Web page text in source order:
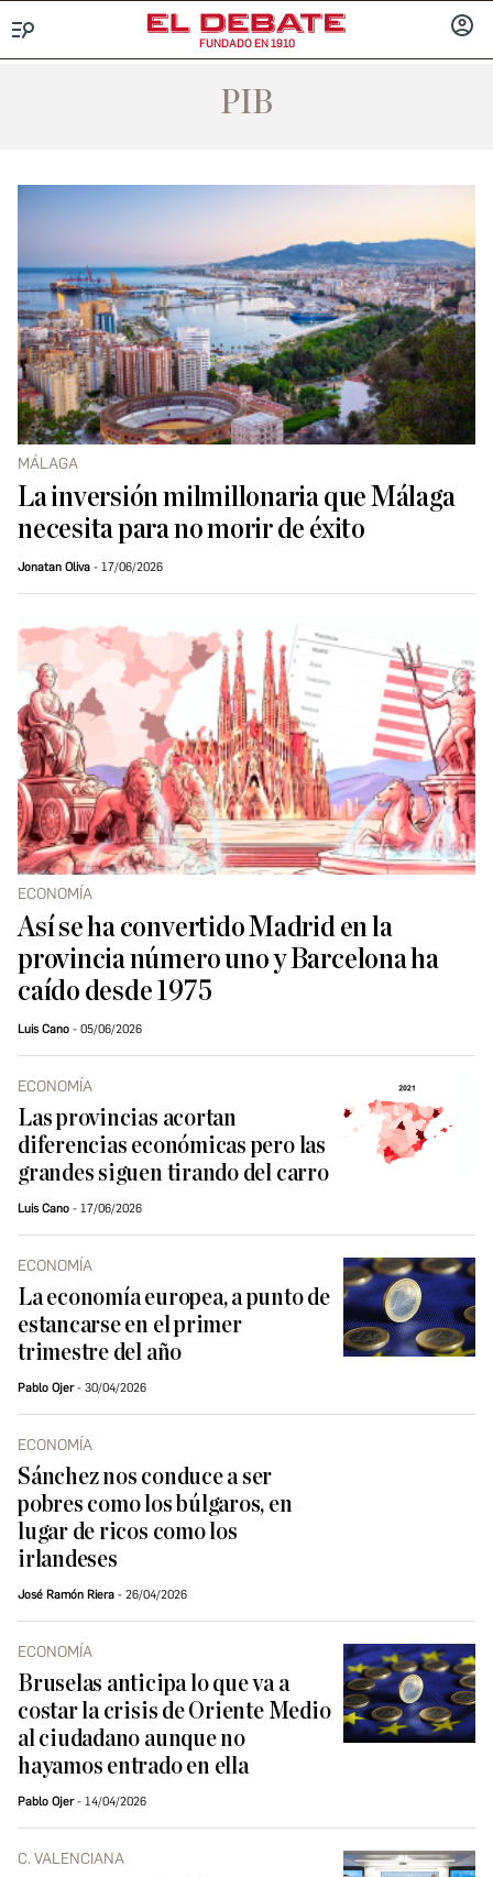
FUNDADO EN 1910
PIB
MÁLAGA
La inversión milmillonaria que Málaga
necesita para no morir de éxito
Jonatan Oliva 17/06/2026
ECONOMÍA
Así se ha convertido Madrid en la
provincia número uno y Barcelona ha
caído desde 1975
Luis Cano 05/06/2026
ECONOMÍA
Las provincias acortan
diferencias económicas pero las
grandes siguen tirando del carro
Luis Cano 17/06/2026
ECONOMÍA
La economía europea, a punto de
estancarse en el primer
trimestre del año
Pablo Ojer 30/04/2026
ECONOMÍA
Sánchez nos conduce a ser
pobres como los búlgaros, en
lugar de ricos como los
irlandeses
José Ramón Riera 26/04/2026
ECONOMÍA
Bruselas anticipa lo que va a
costar la crisis de Oriente Medio
al ciudadano aunque no
hayamos entrado en ella
Pablo Ojer 14/04/2026
C. VALENCIANA